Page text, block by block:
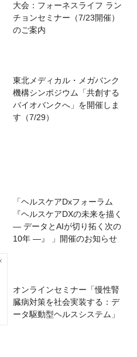
大会：フォーネスライフ ラン
チョンセミナー（7/23開催）
のご案内
東北メディカル・メガバンク
機構シンポジウム「共創する
バイオバンクへ」を開催しま
す（7/29）
「ヘルスケアDxフォーラム
『ヘルスケアDXの未来を描く
― データとAIが切り拓く次の
10年 ―』 」開催のお知らせ
オンラインセミナー「慢性腎
臓病対策を社会実装する：デ
ータ駆動型ヘルスシステム」